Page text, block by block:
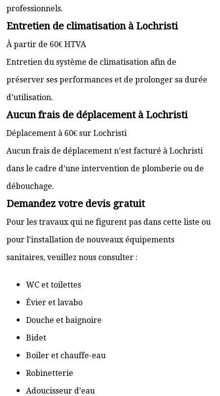
professionnels.
Entretien de climatisation à Lochristi
À partir de 60€ HTVA
Entretien du système de climatisation afin de
préserver ses performances et de prolonger sa durée
d’utilisation.
Aucun frais de déplacement à Lochristi
Déplacement à 60€ sur Lochristi
Aucun frais de déplacement n’est facturé à Lochristi
dans le cadre d’une intervention de plomberie ou de
débouchage.
Demandez votre devis gratuit
Pour les travaux qui ne figurent pas dans cette liste ou
pour l’installation de nouveaux équipements
sanitaires, veuillez nous consulter :
WC et toilettes
Évier et lavabo
Douche et baignoire
Bidet
Boiler et chauffe-eau
Robinetterie
Adoucisseur d’eau